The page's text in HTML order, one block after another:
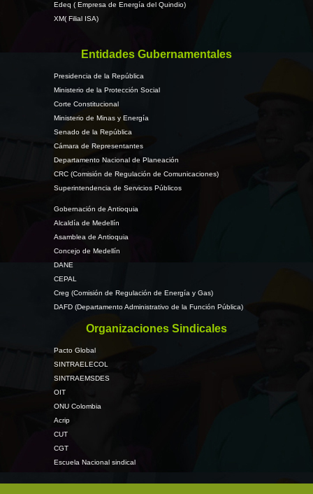
Edeq ( Empresa de Energía del Quindio)
XM( Filial ISA)
Entidades Gubernamentales
Presidencia de la República
Ministerio de la Protección Social
Corte Constitucional
Ministerio de Minas y Energía
Senado de la República
Cámara de Representantes
Departamento Nacional de Planeación
CRC (Comisión de Regulación de Comunicaciones)
Superintendencia de Servicios Públicos
Gobernación de Antioquia
Alcaldía de Medellín
Asamblea de Antioquia
Concejo de Medellín
DANE
CEPAL
Creg (Comisión de Regulación de Energía y Gas)
DAFD (Departamento Administrativo de la Función Pública)
Organizaciones Sindicales
Pacto Global
SINTRAELECOL
SINTRAEMSDES
OIT
ONU Colombia
Acrip
CUT
CGT
Escuela Nacional sindical